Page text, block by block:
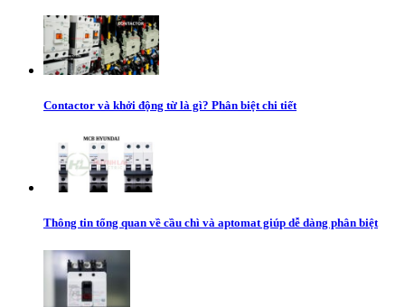
Contactor và khởi động từ là gì? Phân biệt chi tiết
Thông tin tổng quan về cầu chì và aptomat giúp dễ dàng phân biệt